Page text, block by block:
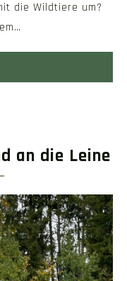
die Wildtiere um?
an die Leine